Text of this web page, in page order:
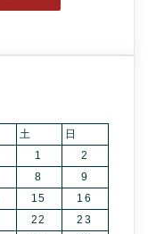
土
日
1
2
8
9
15
16
22
23